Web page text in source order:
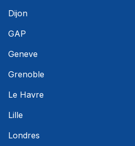
Dijon
GAP
Geneve
Grenoble
Le Havre
Lille
Londres